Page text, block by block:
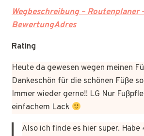
Wegbeschreibung – Routenplaner
BewertungAdres
Rating
Heute da gewesen wegen meinen
Dankeschön für die schönen Füße
Immer wieder gerne!! LG Nur
einfachem Lack
Also ich finde es hier super.